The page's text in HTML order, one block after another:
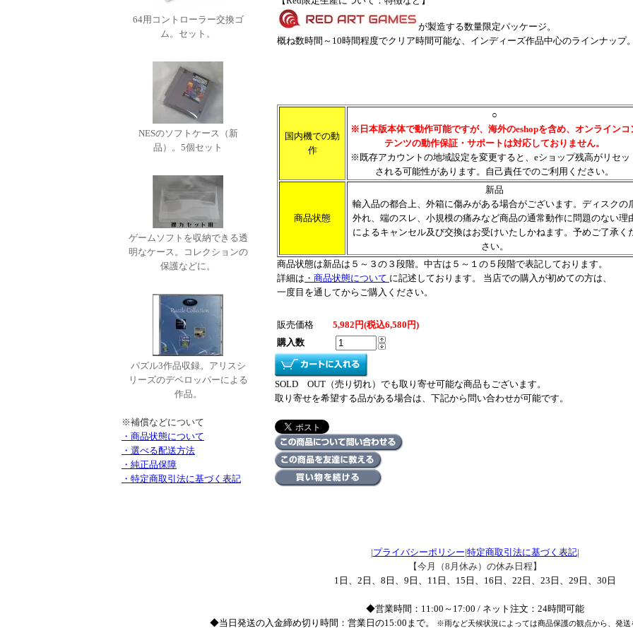
が製造する数量限定パッケージ。
概ね数時間～10時間程度でクリア時間可能な、インディーズ作品中心のラインナップ。
国内機での動
作
○
※日本版本体で動作可能ですが、海外のeshopを含め、オンラインコ
テンツの動作保証・サポートは対応しておりません。
※既存アカウントの地域設定を変更すると、eショップ残高がリセッ
される可能性があります。自己責任でのご利用ください。
商品状態
新品
輸入品の都合上、外箱に傷みがある場合がございます。ディスクの
外れ、端のスレ、小規模の痛みなど商品の通常動作に問題のない理
によるキャンセル及び交換はお受けいたしかねます。予めご了承く
さい。
商品状態は新品は５～３の３段階。中古は５～１の５段階で表記しております。
詳細は ・商品状態について に記述しております。 当店での購入が初めての方は、
一度目を通してからご購入ください。
販売価格
5,982円(税込6,580円)
購入数
SOLD OUT（売り切れ）でも取り寄せ可能な商品もございます。
取り寄せを希望する品がある場合は、下記から問い合わせが可能です。
64用コントローラー交換ゴ
ム。セット。
NESのソフトケース（新
品）。5個セット
ゲームソフトを収納できる透
明なケース。コレクションの
保護などに。
パズル3作品収録。アリスシ
リーズのデベロッパーによる
作品。
※補償などについて
・商品状態について
・選べる配送方法
・純正品保障
・特定商取引法に基づく表記
|プライバシーポリシー|特定商取引法に基づく表記|
【今月（8月休み）の休み日程】
1日、2日、8日、9日、11日、15日、16日、22日、23日、29日、30日
◆営業時間：11:00～17:00 / ネット注文：24時間可能
◆当日発送の入金締め切り時間：営業日の15:00まで。
※雨など天候状況によっては商品保護の観点から、発送